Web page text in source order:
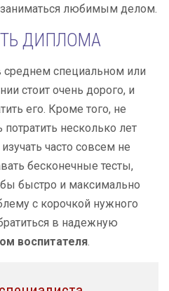
заниматься любимым делом.
ДИПЛОМА
специальном или
стоит очень дорого, и
его. Кроме того, не
несколько лет
часто совсем не
бесконечные тесты,
быстро и максимально
с корочкой нужного
в надежную
воспитателя.